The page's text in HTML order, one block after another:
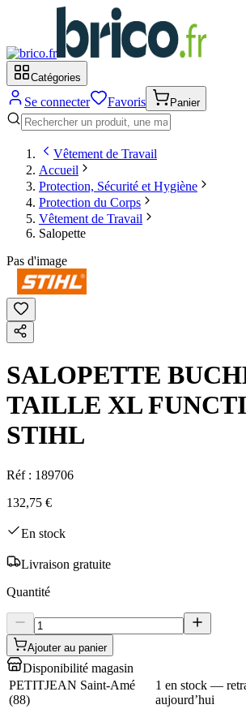
Catégories
Se connecter Favoris Panier
Vêtement de Travail
Accueil
Protection, Sécurité et Hygiène
Protection du Corps
Vêtement de Travail
Salopette
Pas d'image
SALOPETTE
TAILLE XL
STIHL
Réf : 189706
132,75 €
En stock
Livraison gratuite
Quantité
Ajouter au panier
Disponibilité magasin
PETITJEAN Saint-Amé
(88)
1 en stock —
aujourd’hui